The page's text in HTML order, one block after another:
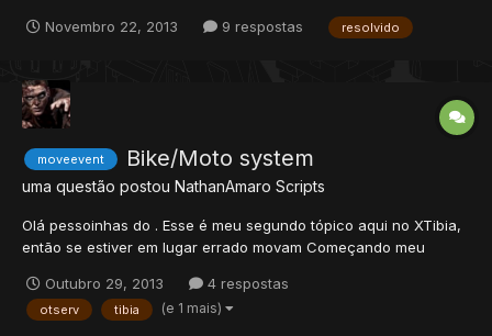
nome do player e a guild exemplo O(a) Player Nicolau Flanel da
Novembro 22, 2013 9 respostas resolvido
moveevent Bike/Moto system
uma questão postou NathanAmaro Scripts
Olá pessoinhas do . Esse é meu segundo tópico aqui no XTibia,
então se estiver em lugar errado movam Começando meu
data>movements>script function onEquip(cid, item, slot) local o...
Outubro 29, 2013 4 respostas
otserv tibia (e 1 mais)